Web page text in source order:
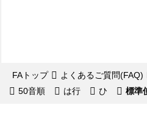
FAトップ よくあるご質問(FAQ)
50音順
は行 ひ 標準